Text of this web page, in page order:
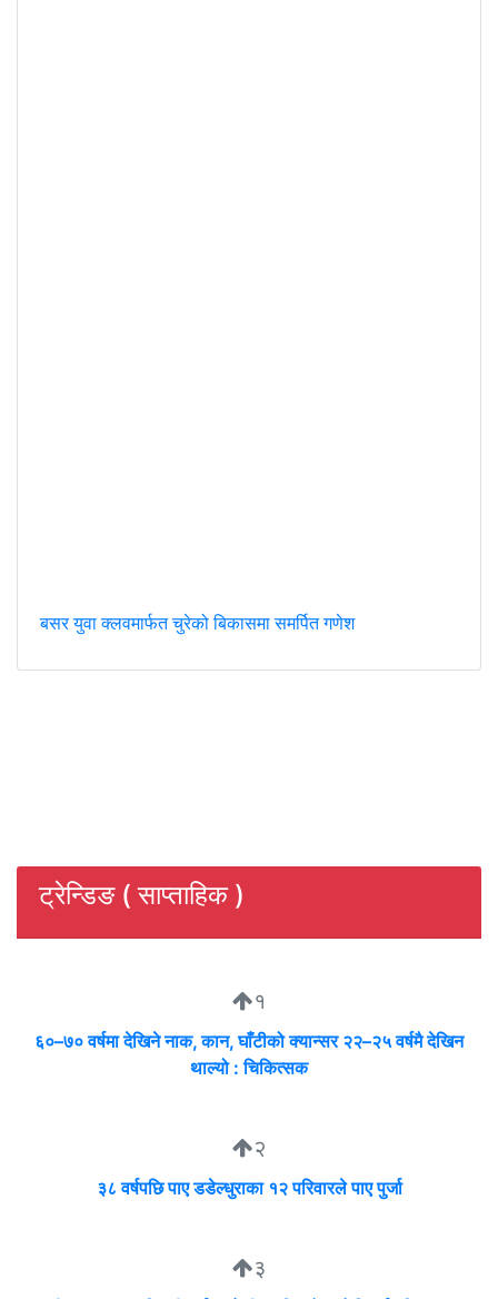
बसर युवा क्लवमार्फत चुरेको बिकासमा समर्पित गणेश
ट्रेन्डिङ ( साप्ताहिक )
१
६०–७० वर्षमा देखिने नाक, कान, घाँटीको क्यान्सर २२–२५ वर्षमै देखिन
थाल्यो : चिकित्सक
२
३८ वर्षपछि पाए डडेल्धुराका १२ परिवारले पाए पुर्जा
३